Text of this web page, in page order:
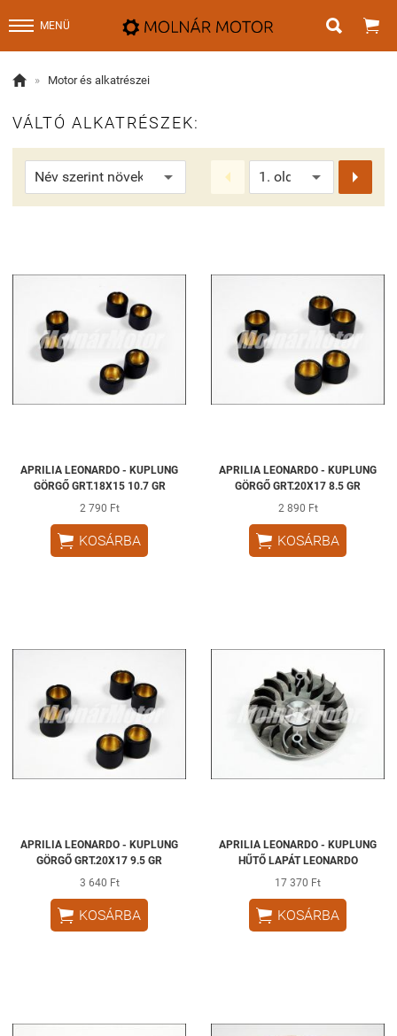
MENÜ  
 » Motor és alkatrészei
VÁLTÓ ALKATRÉSZEK:
 
APRILIA LEONARDO - KUPLUNG
GÖRGŐ GRT.18X15 10.7 GR
2 790 Ft
 KOSÁRBA
APRILIA LEONARDO - KUPLUNG
GÖRGŐ GRT.20X17 8.5 GR
2 890 Ft
 KOSÁRBA
APRILIA LEONARDO - KUPLUNG
GÖRGŐ GRT.20X17 9.5 GR
3 640 Ft
 KOSÁRBA
APRILIA LEONARDO - KUPLUNG
HŰTŐ LAPÁT LEONARDO
17 370 Ft
 KOSÁRBA